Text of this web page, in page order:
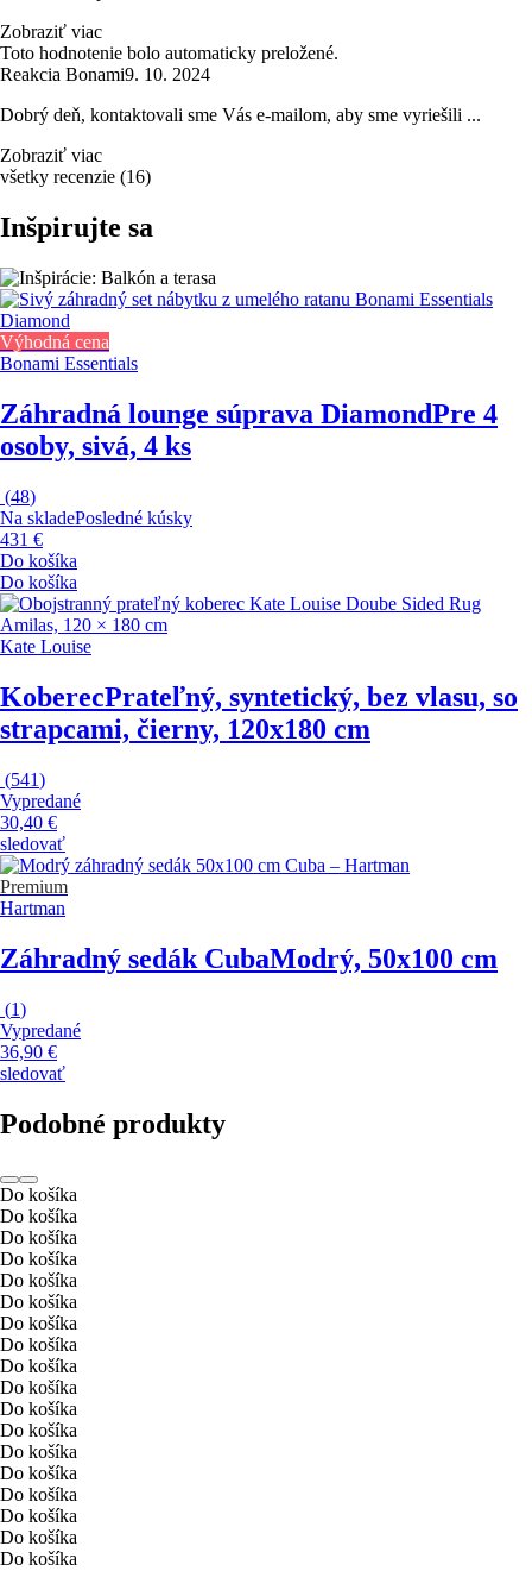
Zobraziť viac
Toto hodnotenie bolo automaticky preložené.
Reakcia Bonami9. 10. 2024
Dobrý deň, kontaktovali sme Vás e-mailom, aby sme vyriešili ...
Zobraziť viac
všetky recenzie (16)
Inšpirujte sa
Výhodná cena
Bonami Essentials
Záhradná lounge súprava DiamondPre 4
osoby, sivá, 4 ks
(48)
Na skladePosledné kúsky
431 €
Do košíka
Do košíka
Kate Louise
KoberecPrateľný, syntetický, bez vlasu, so
strapcami, čierny, 120x180 cm
(541)
Vypredané
30,40 €
sledovať
Premium
Hartman
Záhradný sedák CubaModrý, 50x100 cm
(1)
Vypredané
36,90 €
sledovať
Podobné produkty
Do košíka
Do košíka
Do košíka
Do košíka
Do košíka
Do košíka
Do košíka
Do košíka
Do košíka
Do košíka
Do košíka
Do košíka
Do košíka
Do košíka
Do košíka
Do košíka
Do košíka
Do košíka